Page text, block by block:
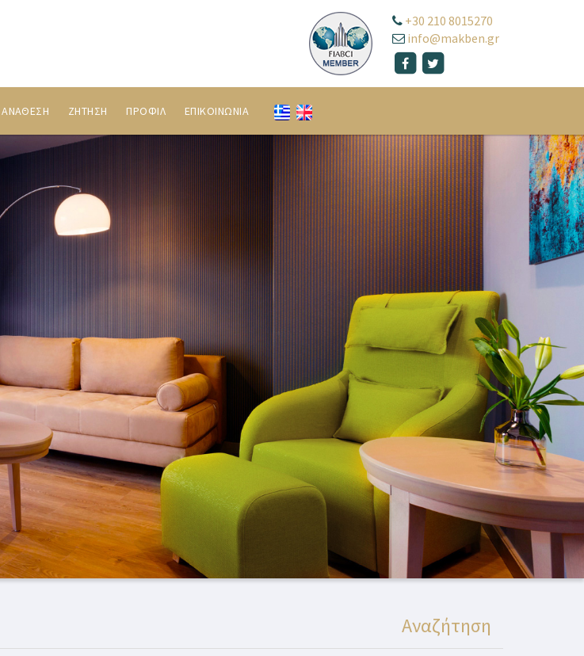
+30 210 8015270
info@makben.gr
ΑΝΑΘΕΣΗ ΖΗΤΗΣΗ ΠΡΟΦΙΛ ΕΠΙΚΟΙΝΩΝΙΑ
Αναζήτηση